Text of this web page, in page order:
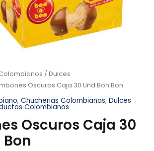
/ Dulces
Oscuros Caja 30 Und Bon Bon
, Chucherias Colombianas, Dulces
Colombianos
Oscuros Caja 30